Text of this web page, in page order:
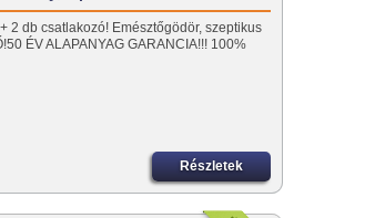
2 db csatlakozó! Emésztőgödör, szeptikus
ÉV ALAPANYAG GARANCIA!!! 100%
Részletek